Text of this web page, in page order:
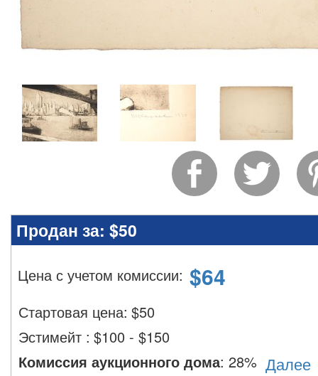
Продан за: $50
Цена с учетом комиссии: $64
Стартовая цена: $50
Эстимейт : $100 - $150
Комиссия аукционного дома: 28% Далее